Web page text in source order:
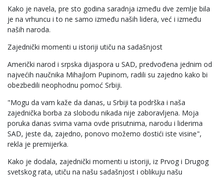
Kako je navela, pre sto godina saradnja između dve zemlje bila
je na vrhuncu i to ne samo između naših lidera, već i između
naših naroda.
Zajednički momenti u istoriji utiču na sadašnjost
Američki narod i srpska dijaspora u SAD, predvođena jednim od
najvećih naučnika Mihajlom Pupinom, radili su zajedno kako bi
obezbedili neophodnu pomoć Srbiji.
"Mogu da vam kaže da danas, u Srbiji ta podrška i naša
zajednička borba za slobodu nikada nije zaboravljena. Moja
poruka danas svima vama ovde prisutnima, narodu i liderima
SAD, jeste da, zajedno, ponovo možemo dostići iste visine",
rekla je premijerka.
Kako je dodala, zajednički momenti u istoriji, iz Prvog i Drugog
svetskog rata, utiču na našu sadašnjost i oblikuju našu